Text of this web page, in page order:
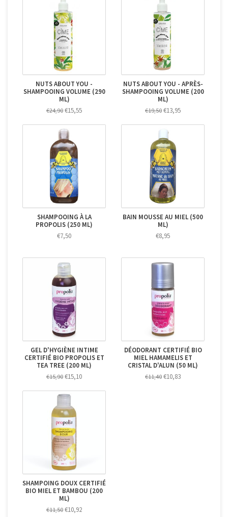
NUTS ABOUT YOU -
SHAMPOOING VOLUME (290
ML)
€24,90 €15,55
NUTS ABOUT YOU - APRÈS-
SHAMPOOING VOLUME (200
ML)
€19,50 €13,95
SHAMPOOING À LA
PROPOLIS (250 ML)
€7,50
BAIN MOUSSE AU MIEL (500
ML)
€8,95
GEL D'HYGIÈNE INTIME
CERTIFIÉ BIO PROPOLIS ET
TEA TREE (200 ML)
€15,90 €15,10
DÉODORANT CERTIFIÉ BIO
MIEL HAMAMELIS ET
CRISTAL D'ALUN (50 ML)
€11,40 €10,83
SHAMPOING DOUX CERTIFIÉ
BIO MIEL ET BAMBOU (200
ML)
€11,50 €10,92